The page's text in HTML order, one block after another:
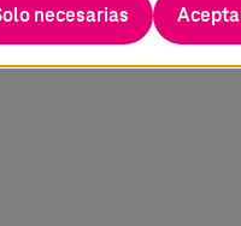
necesarias